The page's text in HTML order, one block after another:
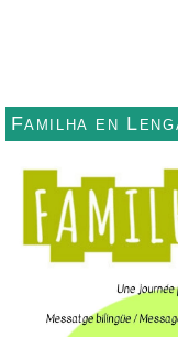
Familha en